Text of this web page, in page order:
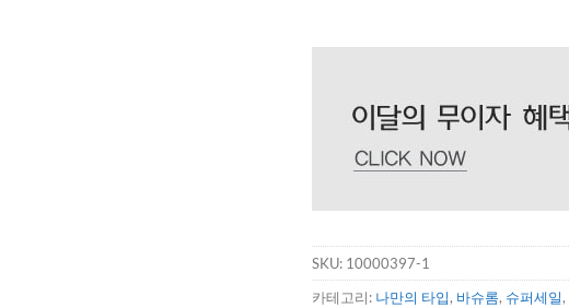
SKU: 10000397-1
카테고리: 나만의 타입, 바슈롬, 슈퍼세일,